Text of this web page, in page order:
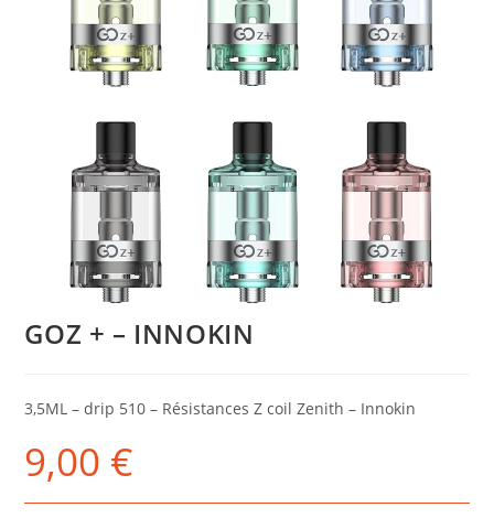
GOZ + – INNOKIN
3,5ML – drip 510 – Résistances Z coil Zenith – Innokin
9,00 €